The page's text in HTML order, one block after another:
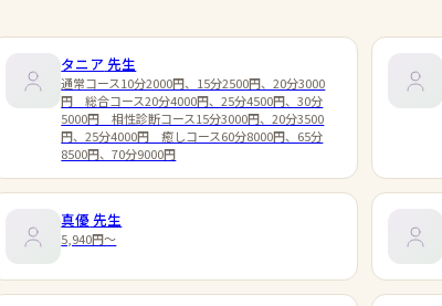
タニア 先生
通常コース10分2000円、15分2500円、20分3000
円 総合コース20分4000円、25分4500円、30分
5000円 相性診断コース15分3000円、20分3500
円、25分4000円 癒しコース60分8000円、65分
8500円、70分9000円
真優先生
5,940円〜